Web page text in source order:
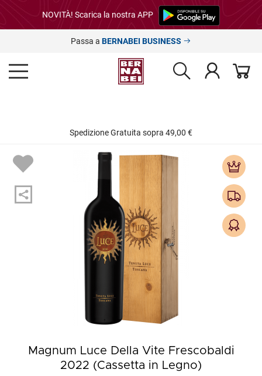
NOVITÀ! Scarica la nostra APP
Passa a BERNABEI BUSINESS
Spedizione Gratuita sopra 49,00 €
Magnum Luce Della Vite Frescobaldi
2022 (Cassetta in Legno)